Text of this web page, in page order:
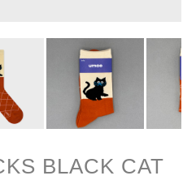
BLACK CAT